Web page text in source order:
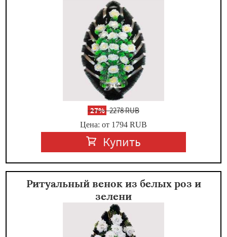
-27%2278 RUB
Цена: от 1794 RUB
Купить
Ритуальный венок из белых роз и
зелени